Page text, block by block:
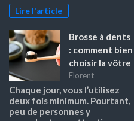
Lire l'article
Brosse à dents
: comment bien
choisir la vôtre
Florent
Chaque jour, vous l’utilisez
deux fois minimum. Pourtant,
peu de personnes y